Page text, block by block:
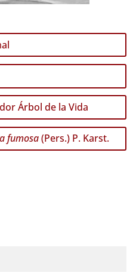
Árbol de la Vida
fumosa(Pers.) P. Karst.